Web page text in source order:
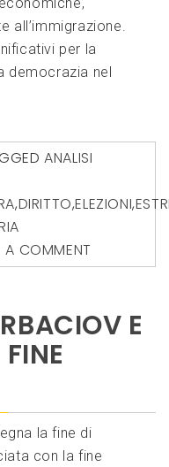
all’immigrazione.
per la
democrazia nel
ANALISI
,DIRITTO,ELEZIONI,
A COMMENT
E
la fine di
con la fine